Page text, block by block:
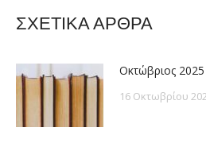
ΣΧΕΤΙΚΑ ΑΡΘΡΑ
Οκτώβριος 2025
16 Οκτωβρίου